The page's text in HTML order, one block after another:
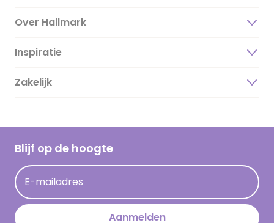
Over Hallmark
Over ons
Duurzaamheid
Hallmark Kaartclub
Acties
Persberichten
Hallmark en Kinderpostzegels
Inspiratie
Magazine
Cadeau inspiratie
Kaartinspiratie
Zakelijk
Blijf op de hoogte
E-mailadres
Aanmelden